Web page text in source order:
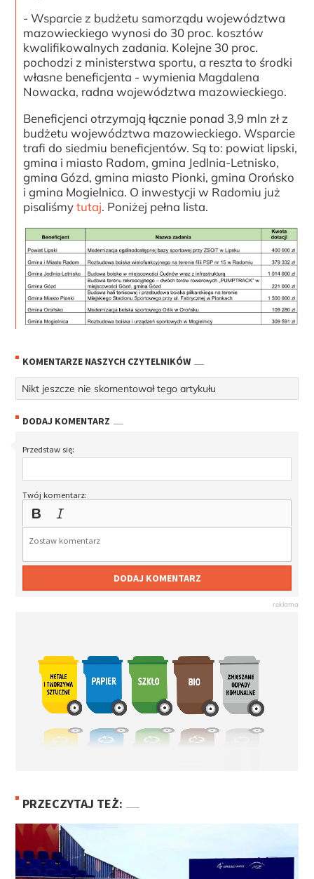
- Wsparcie z budżetu samorządu województwa
mazowieckiego wynosi do 30 proc. kosztów
kwalifikowalnych zadania. Kolejne 30 proc.
pochodzi z ministerstwa sportu, a reszta to środki
własne beneficjenta - wymienia Magdalena
Nowacka, radna województwa mazowieckiego.
Beneficjenci otrzymają łącznie ponad 3,9 mln zł z
budżetu województwa mazowieckiego. Wsparcie
trafi do siedmiu beneficjentów. Są to: powiat lipski,
gmina i miasto Radom, gmina Jedlnia-Letnisko,
gmina Gózd, gmina miasto Pionki, gmina Orońsko
i gmina Mogielnica. O inwestycji w Radomiu już
pisaliśmytutaj. Poniżej pełna lista.
KOMENTARZE NASZYCH CZYTELNIKÓW
Nikt jeszcze nie skomentował tego artykułu
DODAJ KOMENTARZ
Przedstaw się:
Twój komentarz:
DODAJ KOMENTARZ
PRZECZYTAJ TEŻ: